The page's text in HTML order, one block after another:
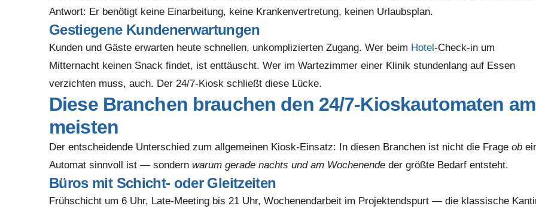
Antwort: Er benötigt keine Einarbeitung, keine Krankenvertretung, keinen Urlaubsplan.
Gestiegene Kundenerwartungen
Kunden und Gäste erwarten heute schnellen, unkomplizierten Zugang. Wer beim Hotel-Check-in um
Mitternacht keinen Snack findet, ist enttäuscht. Wer im Wartezimmer einer Klinik stundenlang auf Essen
verzichten muss, auch. Der 24/7-Kiosk schließt diese Lücke.
Diese Branchen brauchen den 24/7-Kioskautomaten am
meisten
Der entscheidende Unterschied zum allgemeinen Kiosk-Einsatz: In diesen Branchen ist nicht die Frage ob
Automat sinnvoll ist — sondern warum gerade nachts und am Wochenende der größte Bedarf entsteht.
Büros mit Schicht- oder Gleitzeiten
Frühschicht um 6 Uhr, Late-Meeting bis 21 Uhr, Wochenendarbeit im Projektendspurt — die klassische